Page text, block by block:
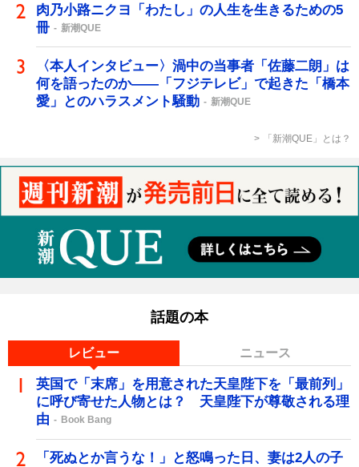
肉乃小路ニクヨ「わたし」の人生を生きるための5
冊
新潮QUE
〈本人インタビュー〉渦中の当事者「佐藤二朗」は
何を語ったのか――「フジテレビ」で起きた「橋本
愛」とのハラスメント騒動
新潮QUE
「新潮QUE」とは？
話題の本
レビュー ニュース
英国で「末席」を用意された天皇陛下を「最前列」
に呼び寄せた人物とは？ 天皇陛下が尊敬される理
由
Book Bang
「死ぬとか言うな！」と怒鳴った日、妻は2人の子